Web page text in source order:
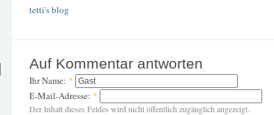
tetti's blog
Auf Kommentar antworten
Ihr Name: *
E-Mail-Adresse: *
Der Inhalt dieses Feldes wird nicht öffentlich zugänglich angezeigt.